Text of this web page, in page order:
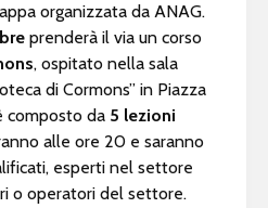
organizzata da ANAG.
prenderà il via un corso
, ospitato nella sala
di Cormons” in Piazza
composto da 5 lezioni
alle ore 20 e saranno
esperti nel settore
o operatori del settore.